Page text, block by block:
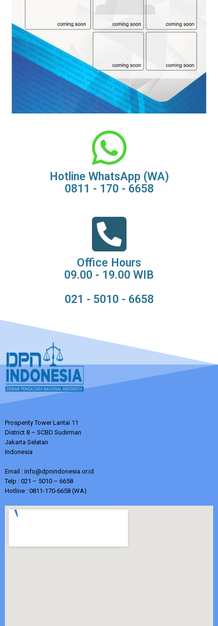
Hotline WhatsApp (WA)
0811 - 170 - 6658
Office Hours
09.00 - 19.00 WIB
021 - 5010 - 6658
Prosperity Tower Lantai 11
District 8 – SCBD Sudirman
Jakarta Selatan
Indonesia
Email : info@dpnindonesia.or.id
Telp : 021 – 5010 – 6658
Hotline : 0811-170-6658 (WA)